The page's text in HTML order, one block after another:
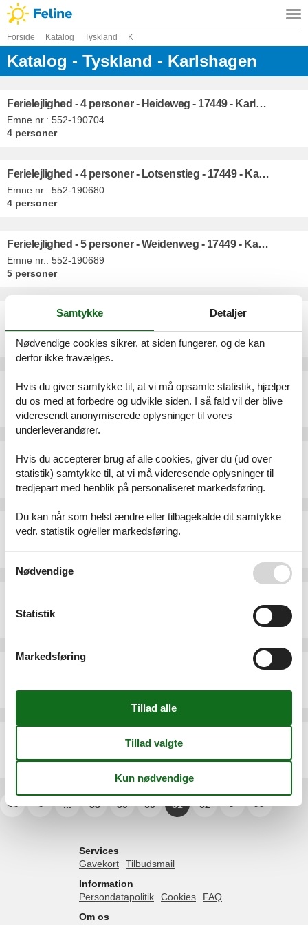
Forside Katalog Tyskland K
Katalog - Tyskland - Karlshagen
Ferielejlighed - 4 personer - Heideweg - 17449 - Karlshagen
Emne nr.: 552-190704
4 personer
Ferielejlighed - 4 personer - Lotsenstieg - 17449 - Karlshagen
Emne nr.: 552-190680
4 personer
Ferielejlighed - 5 personer - Weidenweg - 17449 - Karlshagen
Emne nr.: 552-190689
5 personer
Emne nr.:552-190638
4 personer
Ferielejlighed - 2 personer - Peenestraße - 17449 - Karlshagen
Emne nr.:530-229905
2 personer
Ferielejlighed - 7 personer - An den Rehwiesen - 17449 - Karlshagen
Emne nr.:530-526406
7 personer heraf 1 barn (0-3 år)
Ferielejlighed - 4 personer - Strandstraße - 17449 - Karlshagen
Emne nr.:530-248020
Sommerhus - 5 personer - Zeltplatzstraße - 17449 - Karlshagen
5 personer
4 personer
<< < ... 58 59 60 61 62 > >>
Services
Gavekort
Tilbudsmail
Information
Persondatapolitik
Cookies
FAQ
Om os
Samtykke Detaljer
Nødvendige cookies sikrer, at siden fungerer, og de kan
derfor ikke fravælges.
Hvis du giver samtykke til, at vi må opsamle statistik, hjælper
du os med at forbedre og udvikle siden. I så fald vil der blive
videresendt anonymiserede oplysninger til vores
underleverandører.
Hvis du accepterer brug af alle cookies, giver du (ud over
statistik) samtykke til, at vi må videresende oplysninger til
tredjepart med henblik på personaliseret markedsføring.
Du kan når som helst ændre eller tilbagekalde dit samtykke
vedr. statistik og/eller markedsføring.
Nødvendige
Statistik
Markedsføring